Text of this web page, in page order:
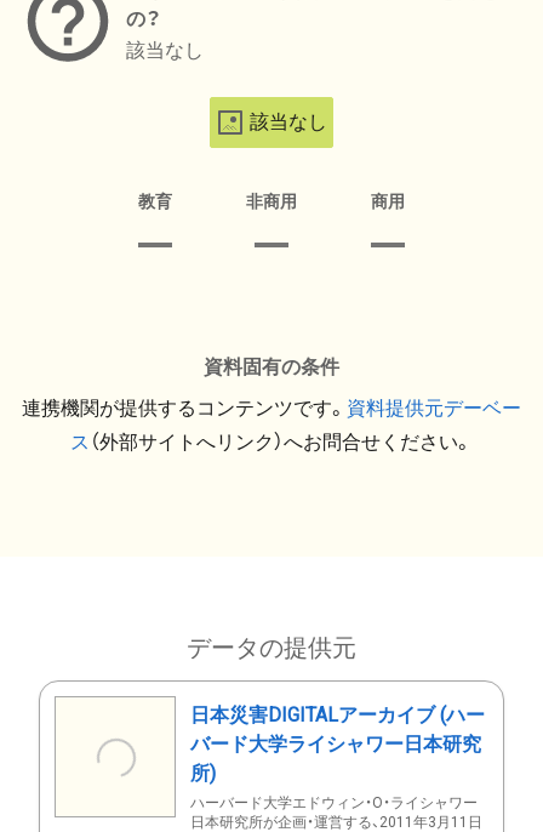
の？
該当なし
該当なし
教育 非商用 商用
資料固有の条件
連携機関が提供するコンテンツです。 資料提供元デーベー
ス （外部サイトへリンク）へお問合せください。
データの提供元
日本災害DIGITALアーカイブ (ハー
バード大学ライシャワー日本研究
所)
ハーバード大学エドウィン・O・ライシャワー
日本研究所が企画・運営する、2011年3月11日